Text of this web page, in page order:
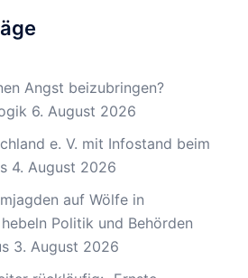
Angst beizubringen?
6. August 2026
e. V. mit Infostand beim
4. August 2026
auf Wölfe in
Politik und Behörden
3. August 2026